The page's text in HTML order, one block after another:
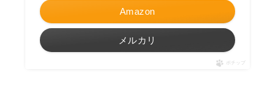
Amazon
メルカリ
ポチップ